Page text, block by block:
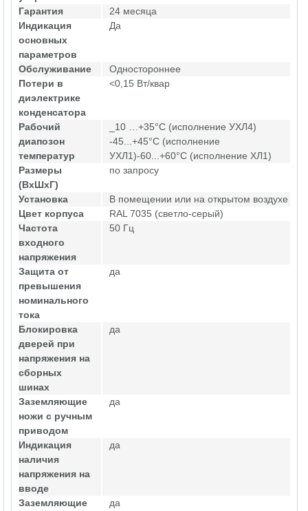
Гарантия
24 месяца
Индикация
основных
параметров
Да
Обслуживание
Одностороннее
Потери в
диэлектрике
конденсатора
<0,15 Вт/квар
Рабочий
диапозон
температур
_10 …+35°С (исполнение УХЛ4)
-45...+45°С (исполнение
УХЛ1)-60...+60°С (исполнение ХЛ1)
Размеры
(ВхШхГ)
по запросу
Установка
В помещении или на открытом воздухе
Цвет корпуса
RAL 7035 (светло-серый)
Частота
входного
напряжения
50 Гц
Защита от
превышения
номинального
тока
да
Блокировка
дверей при
напряжения на
сборных
шинах
да
Заземляющие
ножи с ручным
приводом
да
Индикация
наличия
напряжения на
вводе
да
Заземляющие
да